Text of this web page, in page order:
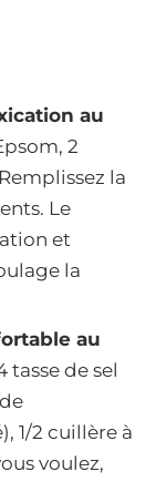
au
2
la
Le
et
la
au
tasse de sel
1/2 cuillère à
voulez,